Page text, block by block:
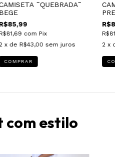
˜QUEBRADA˜
BEGE
com Pix
x de R$43,00 sem juros
COMPRAR
2 x
com estilo